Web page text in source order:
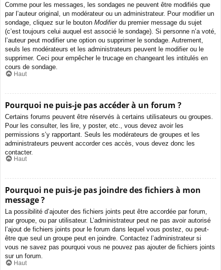
Comme pour les messages, les sondages ne peuvent être modifiés que
par l’auteur original, un modérateur ou un administrateur. Pour modifier un
sondage, cliquez sur le bouton Modifierdu premier message du sujet
(c’est toujours celui auquel est associé le sondage). Si personne n’a voté,
l’auteur peut modifier une option ou supprimer le sondage. Autrement,
seuls les modérateurs et les administrateurs peuvent le modifier ou le
supprimer. Ceci pour empêcher le trucage en changeant les intitulés en
cours de sondage.
Haut
Pourquoi ne puis-je pas accéder à un forum ?
Certains forums peuvent être réservés à certains utilisateurs ou groupes.
Pour les consulter, les lire, y poster, etc., vous devez avoir les
permissions s’y rapportant. Seuls les modérateurs de groupes et les
administrateurs peuvent accorder ces accès, vous devez donc les
contacter.
Haut
Pourquoi ne puis-je pas joindre des fichiers à mon
message ?
La possibilité d’ajouter des fichiers joints peut être accordée par forum,
par groupe, ou par utilisateur. L’administrateur peut ne pas avoir autorisé
l’ajout de fichiers joints pour le forum dans lequel vous postez, ou peut-
être que seul un groupe peut en joindre. Contactez l’administrateur si
vous ne savez pas pourquoi vous ne pouvez pas ajouter de fichiers joints
sur un forum.
Haut